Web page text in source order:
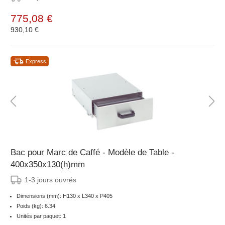
775,08 €
930,10 €
Express
Bac pour Marc de Caffé - Modèle de Table -
400x350x130(h)mm
1-3 jours ouvrés
Dimensions (mm): H130 x L340 x P405
Poids (kg): 6.34
Unités par paquet: 1